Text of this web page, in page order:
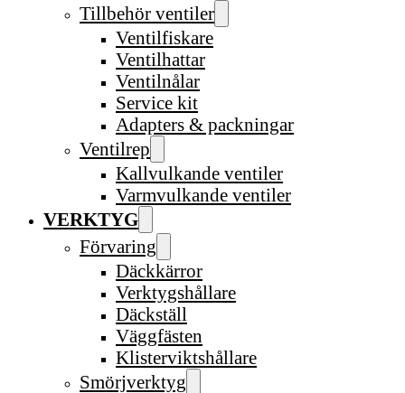
Tillbehör ventiler
Ventilfiskare
Ventilhattar
Ventilnålar
Service kit
Adapters & packningar
Ventilrep
Kallvulkande ventiler
Varmvulkande ventiler
VERKTYG
Förvaring
Däckkärror
Verktygshållare
Däckställ
Väggfästen
Klisterviktshållare
Smörjverktyg